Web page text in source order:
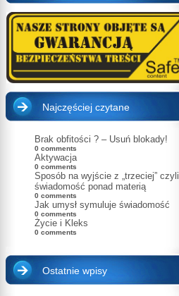
Najczęściej czytane
Brak obfitości ? – Usuń blokady!
0 comments
Aktywacja
0 comments
Sposób na wyjście z „trzeciej” czyli
świadomość ponad materią
0 comments
Jak umysł symuluje świadomość
0 comments
Życie i Kleks
0 comments
Ostatnie wpisy